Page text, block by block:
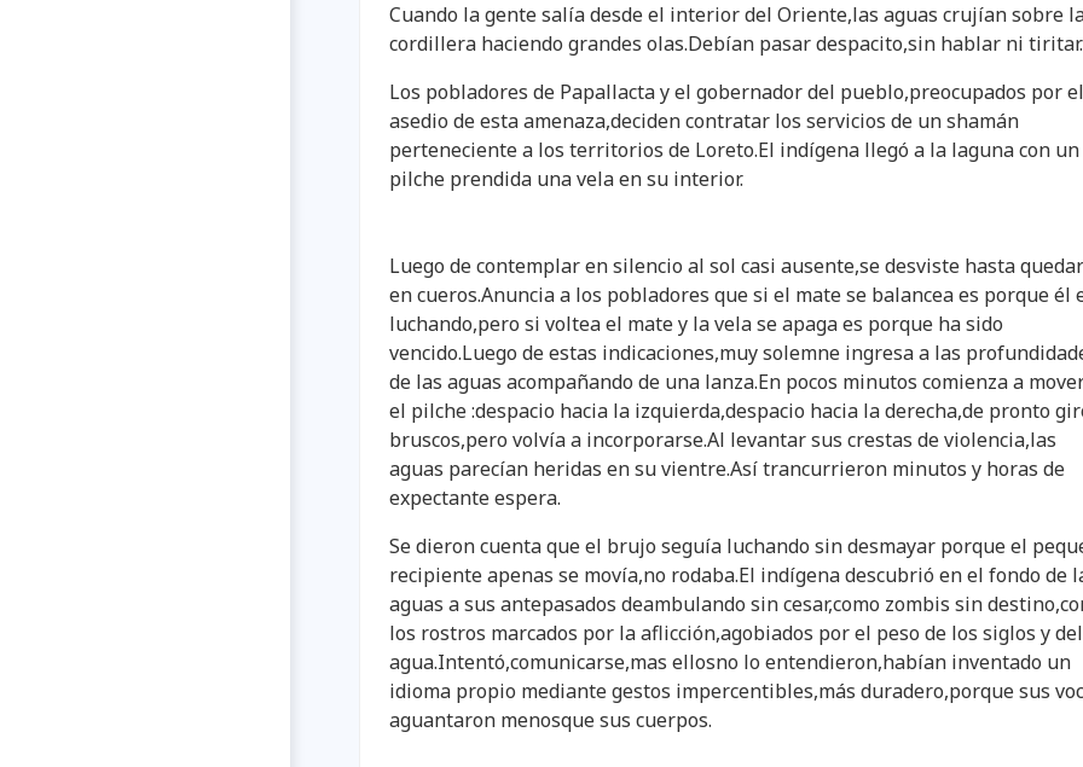
Cuando la gente salía desde el interior del Oriente,las aguas crujían sobre
cordillera haciendo grandes olas.Debían pasar despacito,sin hablar ni tiritar.
Los pobladores de Papallacta y el gobernador del pueblo,preocupados por el
asedio de esta amenaza,deciden contratar los servicios de un shamán
perteneciente a los territorios de Loreto.El indígena llegó a la laguna con un
pilche prendida una vela en su interior.
Luego de contemplar en silencio al sol casi ausente,se desviste hasta
en cueros.Anuncia a los pobladores que si el mate se balancea es porque él
luchando,pero si voltea el mate y la vela se apaga es porque ha sido
vencido.Luego de estas indicaciones,muy solemne ingresa a las
de las aguas acompañando de una lanza.En pocos minutos comienza a
el pilche :despacio hacia la izquierda,despacio hacia la derecha,de pronto
bruscos,pero volvía a incorporarse.Al levantar sus crestas de violencia,las
aguas parecían heridas en su vientre.Así trancurrieron minutos y horas de
expectante espera.
Se dieron cuenta que el brujo seguía luchando sin desmayar porque el
recipiente apenas se movía,no rodaba.El indígena descubrió en el fondo de
aguas a sus antepasados deambulando sin cesar,como zombis sin
los rostros marcados por la aflicción,agobiados por el peso de los siglos y del
agua.Intentó,comunicarse,mas ellosno lo entendieron,habían inventado un
idioma propio mediante gestos impercentibles,más duradero,porque sus
aguantaron menosque sus cuerpos.